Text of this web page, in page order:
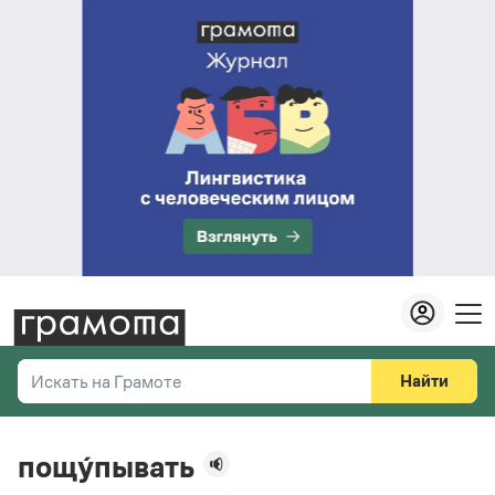
Искать на Грамоте
Справочная служба
Найти
пощу́пывать